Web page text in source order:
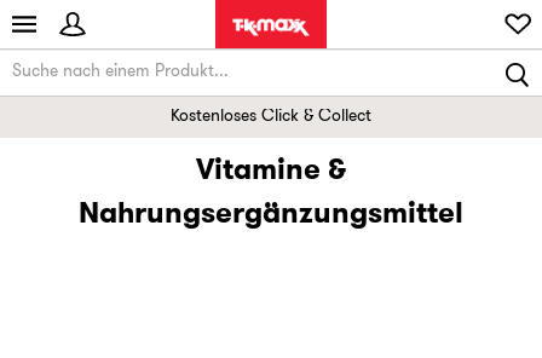
Kostenloses Click & Collect
Vitamine &
Nahrungsergänzungsmittel